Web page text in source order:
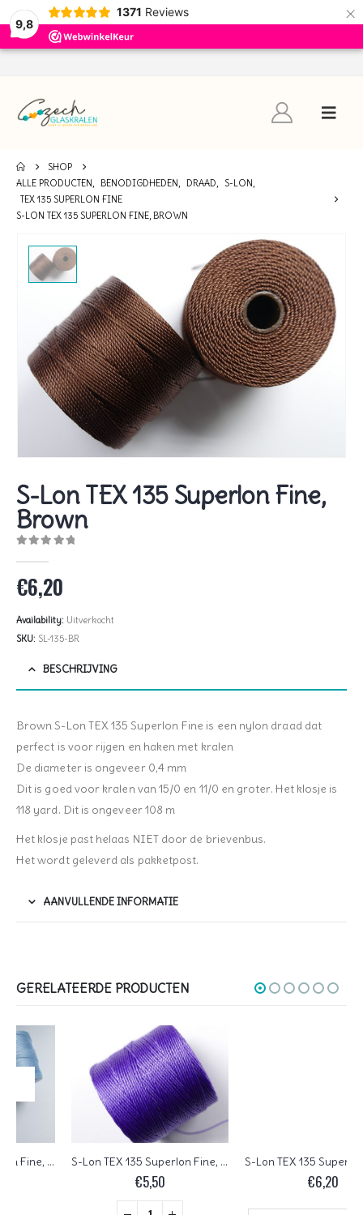
9,8
1371 Reviews ×
SHOP
ALLE PRODUCTEN, BENODIGDHEDEN, DRAAD, S-LON,
TEX 135 SUPERLON FINE
S-LON TEX 135 SUPERLON FINE, BROWN
S-Lon TEX 135 Superlon Fine,
Brown
€6,20
Availability: Uitverkocht
SKU: SL-135-BR
BESCHRIJVING
Brown S-Lon TEX 135 Superlon Fine is een nylon draad dat
perfect is voor rijgen en haken met kralen
De diameter is ongeveer 0,4 mm
Dit is goed voor kralen van 15/0 en 11/0 en groter. Het klosje is
118 yard. Dit is ongeveer 108 m
Het klosje past helaas NIET door de brievenbus.
Het wordt geleverd als pakketpost.
AANVULLENDE INFORMATIE
GERELATEERDE PRODUCTEN
S-Lon TEX 135 Superlon Fine, Violet S-Lon TEX 135 Superlon Fine, Light Copper